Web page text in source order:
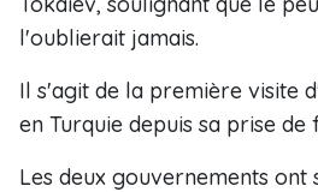
l'oublierait jamais.
Il s'agit de la première visite
en Turquie depuis sa prise de
Les deux gouvernements ont